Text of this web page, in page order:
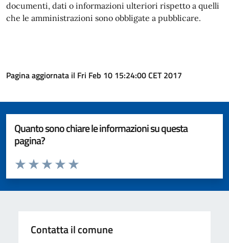
documenti, dati o informazioni ulteriori rispetto a quelli
che le amministrazioni sono obbligate a pubblicare.
Pagina aggiornata il Fri Feb 10 15:24:00 CET 2017
Quanto sono chiare le informazioni su questa
pagina?
Valuta da 1 a 5 stelle la pagina
Valuta 5 stelle su 5
Valuta 4 stelle su 5
Valuta 3 stelle su 5
Valuta 2 stelle su 5
Valuta 1 stelle su 5
Contatta il comune